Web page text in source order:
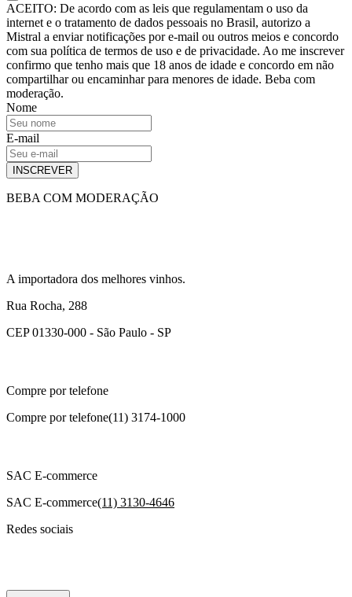
ACEITO: De acordo com as leis que regulamentam o uso da
internet e o tratamento de dados pessoais no Brasil, autorizo a
Mistral a enviar notificações por e-mail ou outros meios e concordo
com sua política de termos de uso e de privacidade. Ao me inscrever
confirmo que tenho mais que 18 anos de idade e concordo em não
compartilhar ou encaminhar para menores de idade. Beba com
moderação.
Nome
E-mail
INSCREVER
BEBA COM MODERAÇÃO
A importadora dos melhores vinhos.
Rua Rocha, 288
CEP 01330-000 - São Paulo - SP
Compre por telefone
Compre por telefone(11) 3174-1000
SAC E-commerce
SAC E-commerce(11) 3130-4646
Redes sociais